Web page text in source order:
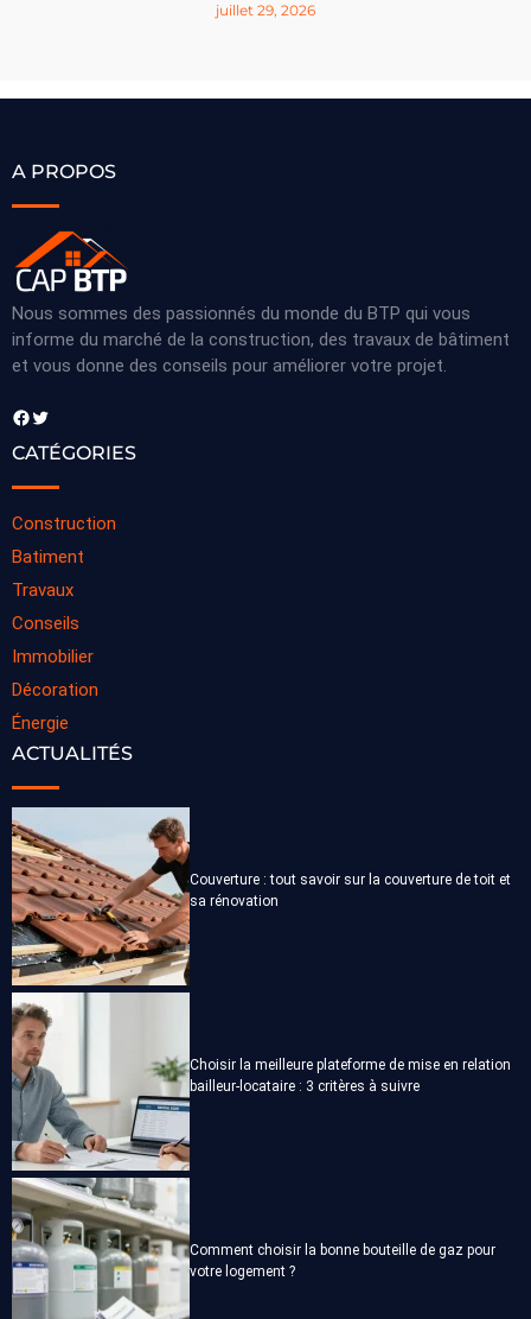
juillet 29, 2026
A PROPOS
Nous sommes des passionnés du monde du BTP qui vous
informe du marché de la construction, des travaux de bâtiment
et vous donne des conseils pour améliorer votre projet.
Facebook Twitter
CATÉGORIES
Construction
Batiment
Travaux
Conseils
Immobilier
Décoration
Énergie
ACTUALITÉS
Couverture : tout savoir sur la couverture de toit et
sa rénovation
Choisir la meilleure plateforme de mise en relation
bailleur-locataire : 3 critères à suivre
Comment choisir la bonne bouteille de gaz pour
votre logement ?